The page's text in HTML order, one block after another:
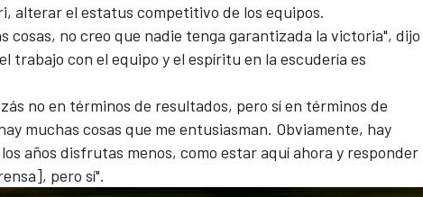
alterar el estatus competitivo de los equipos.
cosas, no creo que nadie tenga garantizada la victoria", dijo
trabajo con el equipo y el espíritu en la escudería es
no en términos de resultados, pero sí en términos de
muchas cosas que me entusiasman. Obviamente, hay
años disfrutas menos, como estar aquí ahora y responder
pero sí".